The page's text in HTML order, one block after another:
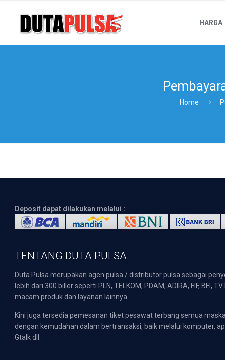
HARGA
Home
Deposit dapat dilakukan melalui :
TENTANG DUTA PULSA
Duta Pulsa merupakan agen pulsa / distributor pulsa sebagai
lebih dari 300 biller seperti PLN, TELKOM, PDAM, ADIRA, FIF,
macam produk dan layanan lainnya.
Kini juga tersedia pemesanan tiket pesawat terbang semua
dengan kemudahan dalam bertransaksi, baik melalui komputer,
Gtalk dll.